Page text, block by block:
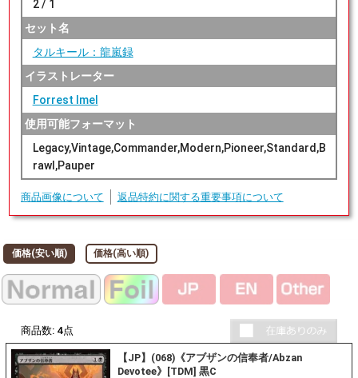
2 / 1
セット名
タルキール：龍嵐録
イラストレーター
Forrest Imel
使用可能フォーマット
Legacy,Vintage,Commander,Modern,Pioneer,Standard,B
rawl,Pauper
商品画像について 返品特約に関する重要事項について
価格(安い順) 価格(高い順)
商品数: 4点
【JP】(068)《アブザンの信奉者/Abzan
Devotee》[TDM] 黒C